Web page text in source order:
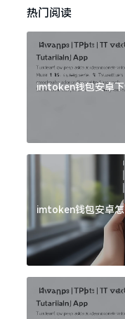
热门阅读
imtoken钱包安卓
imtoken钱包安卓